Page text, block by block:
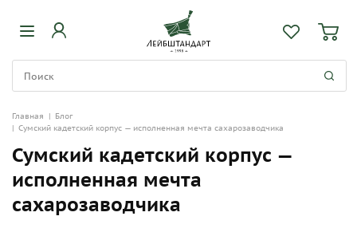
Главная | Блог
| Сумский кадетский корпус — исполненная мечта сахарозаводчика
Сумский кадетский корпус —
исполненная мечта
сахарозаводчика